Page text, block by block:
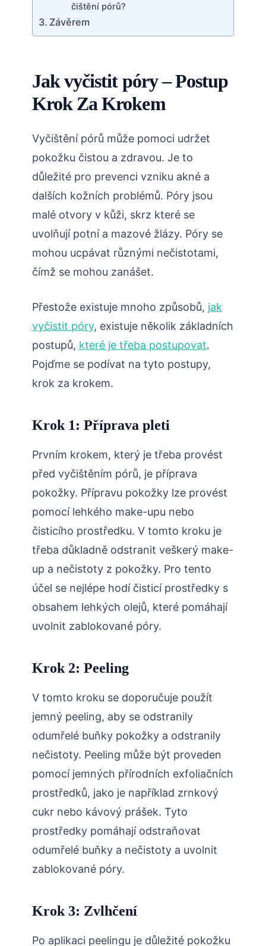
čištění pórů?
Závěrem
Jak vyčistit póry – Postup
Krok Za Krokem
Vyčištění pórů může pomoci udržet
pokožku čistou a zdravou. Je to
důležité pro prevenci vzniku akné a
dalších kožních problémů. Póry jsou
malé otvory v kůži, skrz které se
uvolňují potní a mazové žlázy. Póry se
mohou ucpávat různými nečistotami,
čímž se mohou zanášet.
Přestože existuje mnoho způsobů, jak
vyčistit póry, existuje několik základních
postupů, které je třeba postupovat.
Pojďme se podívat na tyto postupy,
krok za krokem.
Krok 1: Příprava pleti
Prvním krokem, který je třeba provést
před vyčištěním pórů, je příprava
pokožky. Přípravu pokožky lze provést
pomocí lehkého make-upu nebo
čisticího prostředku. V tomto kroku je
třeba důkladně odstranit veškerý make-
up a nečistoty z pokožky. Pro tento
účel se nejlépe hodí čisticí prostředky s
obsahem lehkých olejů, které pomáhají
uvolnit zablokované póry.
Krok 2: Peeling
V tomto kroku se doporučuje použít
jemný peeling, aby se odstranily
odumřelé buňky pokožky a odstranily
nečistoty. Peeling může být proveden
pomocí jemných přírodních exfoliačních
prostředků, jako je například zrnkový
cukr nebo kávový prášek. Tyto
prostředky pomáhají odstraňovat
odumřelé buňky a nečistoty a uvolnit
zablokované póry.
Krok 3: Zvlhčení
Po aplikaci peelingu je důležité pokožku